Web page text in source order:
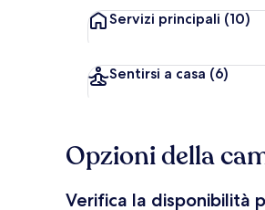
Servizi principali (10)
Sentirsi a casa (6)
Opzioni della
Verifica la disponibilità